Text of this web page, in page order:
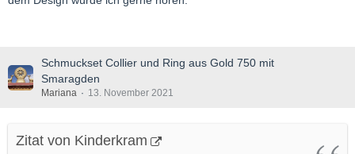
Schmuckset Collier und Ring aus Gold 750 mit
Smaragden
Mariana 13. November 2021
Zitat von Kinderkram